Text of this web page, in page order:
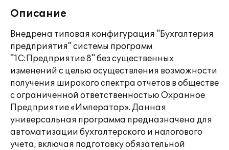
Описание
Внедрена типовая конфигурация "Бухгалтерия
предприятия" системы программ
"1С:Предприятие 8" без существенных
изменений с целью осуществления возможности
получения широкого спектра отчетов в обществе
с ограниченной ответственностью Охранное
Предприятие «Император». Данная
универсальная программа предназначена для
автоматизации бухгалтерского и налогового
учета, включая подготовку обязательной